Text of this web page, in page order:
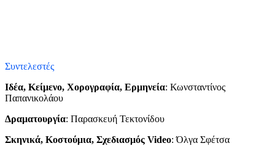
Συντελεστές
Ιδέα, Κείμενο, Χορογραφία, Ερμηνεία: Κωνσταντίνος
Παπανικολάου
Δραματουργία: Παρασκευή Τεκτονίδου
Σκηνικά, Κοστούμια, Σχεδιασμός Video: Όλγα Σφέτσα